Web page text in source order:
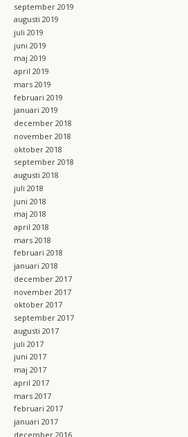
september 2019
augusti 2019
juli 2019
juni 2019
maj 2019
april 2019
mars 2019
februari 2019
januari 2019
december 2018
november 2018
oktober 2018
september 2018
augusti 2018
juli 2018
juni 2018
maj 2018
april 2018
mars 2018
februari 2018
januari 2018
december 2017
november 2017
oktober 2017
september 2017
augusti 2017
juli 2017
juni 2017
maj 2017
april 2017
mars 2017
februari 2017
januari 2017
december 2016